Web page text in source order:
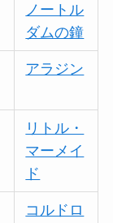
ノートル
ダムの鐘
アラジン
リトル・
マーメイ
ド
コルドロ